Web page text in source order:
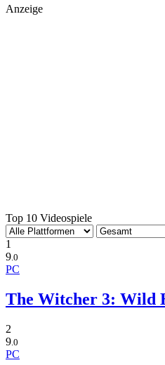
Anzeige
Top 10 Videospiele
1
9 .0
PC
The Witcher 3: Wild
2
9 .0
PC